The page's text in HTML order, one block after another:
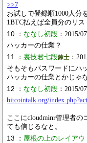
>>7
お試しで登録順1000人分
1BTC払えば全員分のリ
10 ： ななし初段 ：2015/
ハッカーの仕業？
11 ： 裏技君七段錬士 ：
そもそもパスワードにハ
ハッカーの仕業とかじゃ
12 ： ななし初段 ：2015/
bitcointalk.org/
ここにcloudminr管理者の
ても信じるなと。
13 ： 屋根の上のレイア